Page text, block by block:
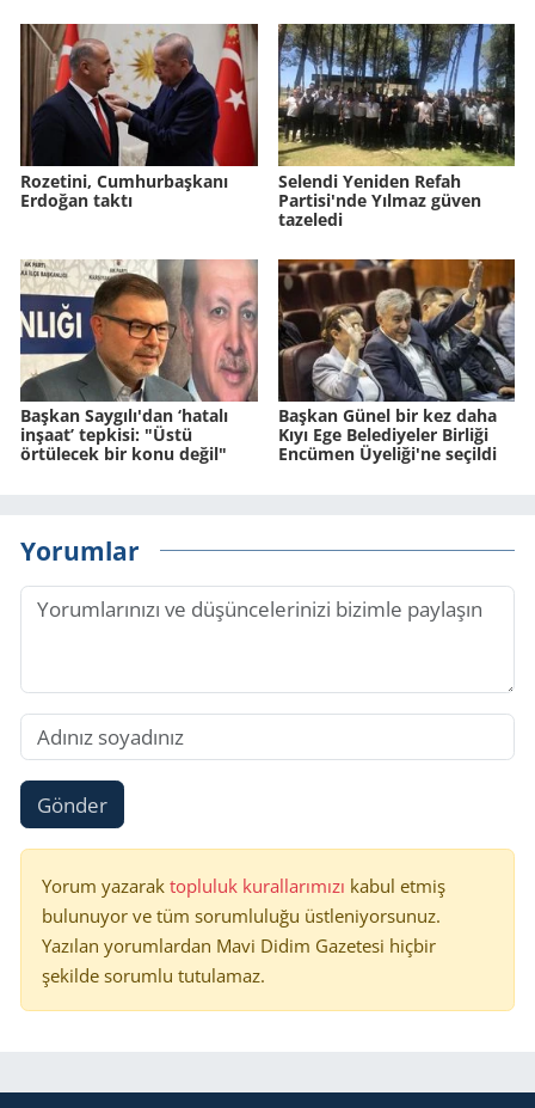
Rozetini, Cumhurbaşkanı
Erdoğan taktı
Selendi Yeniden Refah
Partisi'nde Yılmaz güven
tazeledi
Başkan Saygılı'dan ‘hatalı
inşaat’ tepkisi: "Üstü
örtülecek bir konu değil"
Başkan Günel bir kez daha
Kıyı Ege Belediyeler Birliği
Encümen Üyeliği'ne seçildi
Yorumlar
Gönder
Yorum yazarak topluluk kurallarımızı kabul etmiş
bulunuyor ve tüm sorumluluğu üstleniyorsunuz.
Yazılan yorumlardan Mavi Didim Gazetesi hiçbir
şekilde sorumlu tutulamaz.